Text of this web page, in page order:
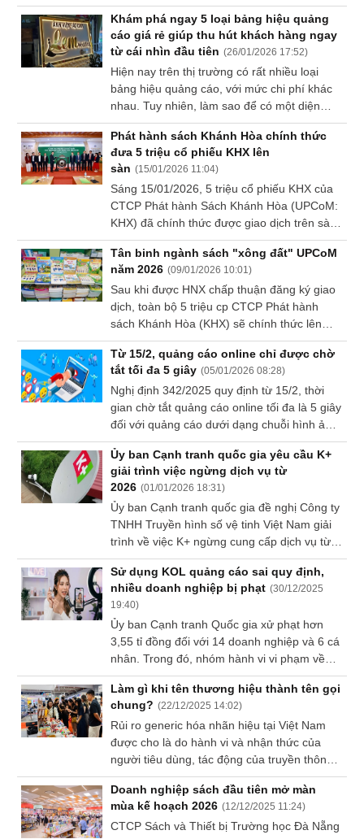
kinh doanh của cả 2 doanh nghiệp chưa thật
sự khả quan.
Khám phá ngay 5 loại bảng hiệu quảng
cáo giá rẻ giúp thu hút khách hàng ngay
từ cái nhìn đầu tiên (26/01/2026 17:52)
Hiện nay trên thị trường có rất nhiều loại
bảng hiệu quảng cáo, với mức chi phí khác
nhau. Tuy nhiên, làm sao để có một diện
mạo mặt tiền "sang - xịn - mịn" mà vẫn tối
ưu được chi phí đầu tư ban đầu? Cùng
Quảng Cáo ATA điểm mặt 5 loại bảng hiệu
đang dẫn đầu xu hướng tiết kiệm nhưng vẫn
cực kỳ hút khách hiện nay.
Phát hành sách Khánh Hòa chính thức
đưa 5 triệu cổ phiếu KHX lên
sàn (15/01/2026 11:04)
Sáng 15/01/2026, 5 triệu cổ phiếu KHX của
CTCP Phát hành Sách Khánh Hòa (UPCoM:
KHX) đã chính thức được giao dịch trên sàn
UPCoM với giá tham chiếu 17,900 đồng/cp.
Tân binh ngành sách "xông đất" UPCoM
năm 2026 (09/01/2026 10:01)
Sau khi được HNX chấp thuận đăng ký giao
dịch, toàn bộ 5 triệu cp CTCP Phát hành
sách Khánh Hòa (KHX) sẽ chính thức lên
UPCoM từ giữa tháng 1/2026, đánh dấu
màn chào sân đầu tiên của thị trường này
trong năm mới.
Từ 15/2, quảng cáo online chỉ được chờ
tắt tối đa 5 giây (05/01/2026 08:28)
Nghị định 342/2025 quy định từ 15/2, thời
gian chờ tắt quảng cáo online tối đa là 5 giây
đối với quảng cáo dưới dạng chuỗi hình ảnh
chuyển động, video.
Ủy ban Cạnh tranh quốc gia yêu cầu K+
giải trình việc ngừng dịch vụ từ
2026 (01/01/2026 18:31)
Ủy ban Cạnh tranh quốc gia đề nghị Công ty
TNHH Truyền hình số vệ tinh Việt Nam giải
trình về việc K+ ngừng cung cấp dịch vụ từ
1-1-2026.
Sử dụng KOL quảng cáo sai quy định,
nhiều doanh nghiệp bị phạt (30/12/2025
19:40)
Ủy ban Cạnh tranh Quốc gia xử phạt hơn
3,55 tỉ đồng đối với 14 doanh nghiệp và 6 cá
nhân. Trong đó, nhóm hành vi vi phạm về
hợp đồng theo mẫu bị phạt nặng nhất với
1,16 tỉ đồng và hành vi sử dụng KOL quảng
cáo sai quy định cũng bị xử lý nghiêm.
Làm gì khi tên thương hiệu thành tên gọi
chung? (22/12/2025 14:02)
Rủi ro generic hóa nhãn hiệu tại Việt Nam
được cho là do hành vi và nhận thức của
người tiêu dùng, tác động của truyền thông
đại chúng và sự quản trị thương hiệu lỏng
lẻo từ phía doanh nghiệp.
Doanh nghiệp sách đầu tiên mở màn
mùa kế hoạch 2026 (12/12/2025 11:24)
CTCP Sách và Thiết bị Trường học Đà Nẵng
viết
của
tác
giả
Báo
cáo
phân
tích
(-)
Thuật
ngữ
(-)
(-)
Đào
Sách
Công
cụ
Truyền
chính